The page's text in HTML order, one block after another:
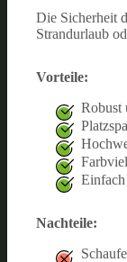
Die Sicherheit
Strandurlaub
Vorteile:
Robust
Einfach
Nachteile: